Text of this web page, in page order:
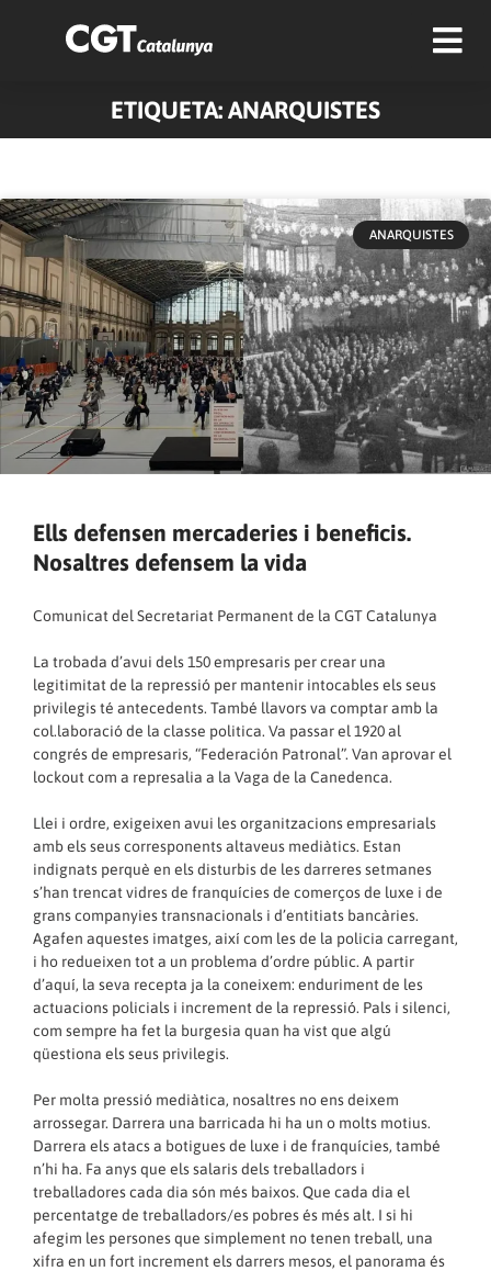
ETIQUETA: ANARQUISTES
ANARQUISTES
Ells defensen mercaderies i beneficis.
Nosaltres defensem la vida
Comunicat del Secretariat Permanent de la CGT Catalunya
La trobada d’avui dels 150 empresaris per crear una
legitimitat de la repressió per mantenir intocables els seus
privilegis té antecedents. També llavors va comptar amb la
col.laboració de la classe politica. Va passar el 1920 al
congrés de empresaris, “Federación Patronal”. Van aprovar el
lockout com a represalia a la Vaga de la Canedenca.
Llei i ordre, exigeixen avui les organitzacions empresarials
amb els seus corresponents altaveus mediàtics. Estan
indignats perquè en els disturbis de les darreres setmanes
s’han trencat vidres de franquícies de comerços de luxe i de
grans companyies transnacionals i d’entitiats bancàries.
Agafen aquestes imatges, així com les de la policia carregant,
i ho redueixen tot a un problema d’ordre públic. A partir
d’aquí, la seva recepta ja la coneixem: enduriment de les
actuacions policials i increment de la repressió. Pals i silenci,
com sempre ha fet la burgesia quan ha vist que algú
qüestiona els seus privilegis.
Per molta pressió mediàtica, nosaltres no ens deixem
arrossegar. Darrera una barricada hi ha un o molts motius.
Darrera els atacs a botigues de luxe i de franquícies, també
n’hi ha. Fa anys que els salaris dels treballadors i
treballadores cada dia són més baixos. Que cada dia el
percentatge de treballadors/es pobres és més alt. I si hi
afegim les persones que simplement no tenen treball, una
xifra en un fort increment els darrers mesos, el panorama és